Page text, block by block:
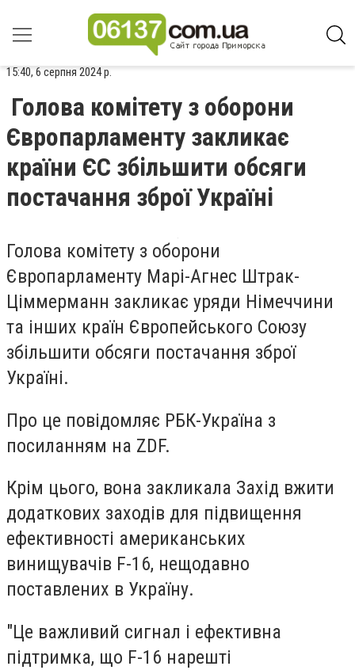
15:40, 6 серпня 2024 р.
Голова комітету з оборони
Європарламенту закликає
країни ЄС збільшити обсяги
постачання зброї Україні
Голова комітету з оборони
Європарламенту Марі-Агнес Штрак-
Ціммерманн закликає уряди Німеччини
та інших країн Європейського Союзу
збільшити обсяги постачання зброї
Україні.
Про це повідомляє РБК-Україна з
посиланням на ZDF.
Крім цього, вона закликала Захід вжити
додаткових заходів для підвищення
ефективності американських
винищувачів F-16, нещодавно
поставлених в Україну.
"Це важливий сигнал і ефективна
підтримка, що F-16 нарешті